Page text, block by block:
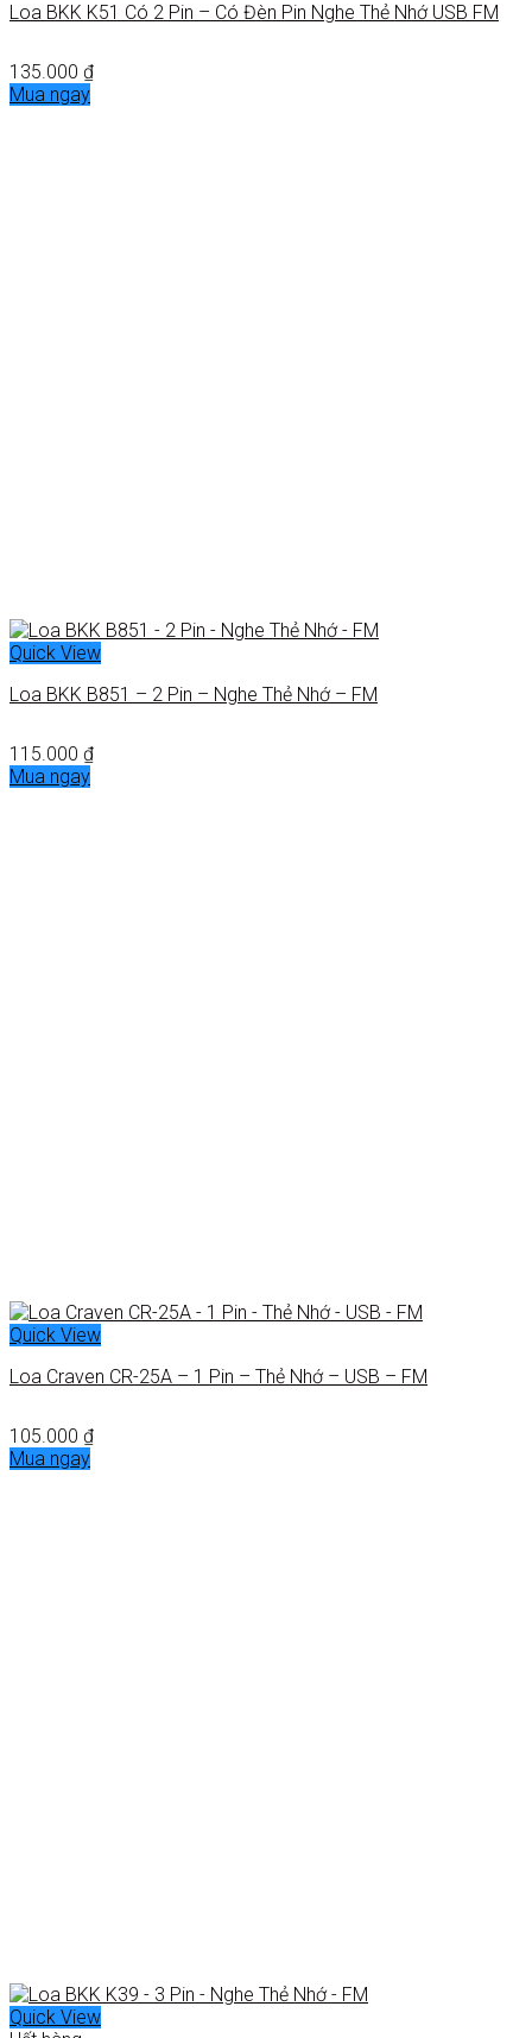
Loa BKK K51 Có 2 Pin – Có Đèn Pin Nghe Thẻ Nhớ USB FM
135.000 ₫
Mua ngay
Quick View
Loa BKK B851 – 2 Pin – Nghe Thẻ Nhớ – FM
115.000 ₫
Mua ngay
Quick View
Loa Craven CR-25A – 1 Pin – Thẻ Nhớ – USB – FM
105.000 ₫
Mua ngay
Quick View